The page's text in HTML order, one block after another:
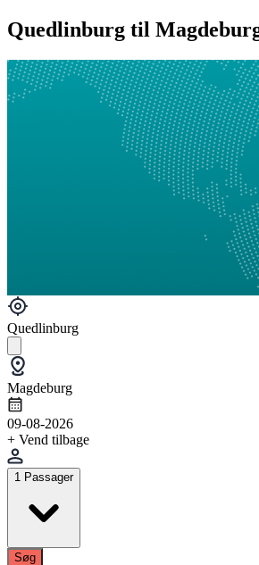
Quedlinburg til
Quedlinburg
Magdeburg
09-08-2026
+ Vend tilbage
1 Passager
Søg